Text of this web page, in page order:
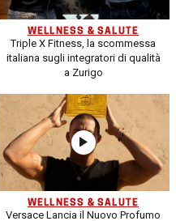
WELLNESS & SALUTE
Triple X Fitness, la scommessa
italiana sugli integratori di qualità
a Zurigo
WELLNESS & SALUTE
Versace Lancia il Nuovo Profumo